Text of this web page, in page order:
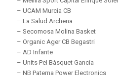
– UCAM Murcia CB
– La Salud Archena
– Secomosa Molina Basket
– Organic Ager CB Begastri
– AD Infante
– Units Pel Bàsquet Gancía
– NB Paterna Power Electronics